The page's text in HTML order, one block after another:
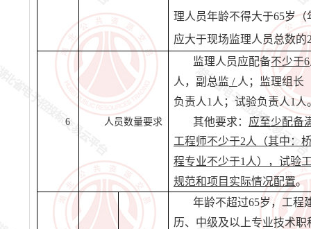
理人员年龄不得大于65岁
应大于现场监理人员总数的
6 人员数量要求
监理人员应配备不少于6
人，副总监 / 人；监理组长
负责人1人；试验负 责人1人
其他要求： 应至少配备
工程师不少于2人 （其中：
程专业不少于1 人）
，试验
规范和项目实际情况配置。
年龄不超过65岁，工程
历、中级及以上专业技术